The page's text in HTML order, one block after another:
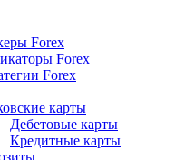
Forex
Forex
Forex
карты
Дебетовые карты
Кредитные карты